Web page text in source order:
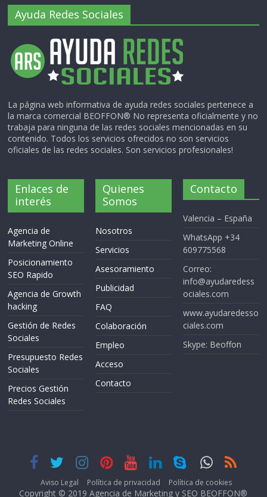
Ayuda Redes Sociales
La página web informativa de ayuda redes sociales pertenece a
la marca comercial BEOFFON® No representa oficialmente y no
trabaja para ninguna de las redes sociales mencionadas en su
contenido. Todos los servicios ofrecidos no son servicios
oficiales de las redes sociales. Son servicios profesionales!
Enlaces de
interés
Agencia de
Marketing Online
Posicionamiento
SEO Rapido
Agencia de Growth
hacking
Gestión de Redes
Sociales
Presupuesto Redes
Sociales
Precios Gestión
Redes Sociales
Quienes
Somos
Nosotros
Servicios
Asesoramiento
Publicidad
FAQ
Colaboración
Empleo
Acceso
Contacto
Contacto
Valencia – España
WhatsApp +34
609775568
Correo:
info@ayudaredess
ociales.com
www.ayudaredesso
ciales.com
Skype: Beoffon
Aviso Legal Política de privacidad Política de cookies
Copyright © 2019 Agencia de Marketing y SEO BEOFFON®